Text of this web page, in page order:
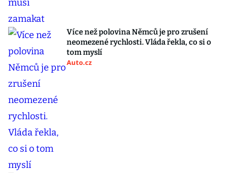
Více než polovina Němců je pro zrušení
neomezené rychlosti. Vláda řekla, co si o
tom myslí
Auto.cz